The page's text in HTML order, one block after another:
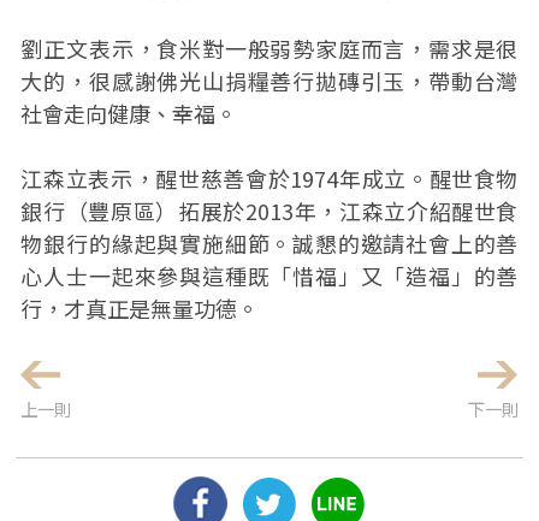
劉正文表示，食米對一般弱勢家庭而言，需求是很
大的，很感謝佛光山捐糧善行拋磚引玉，帶動台灣
社會走向健康、幸福。
江森立表示，醒世慈善會於1974年成立。醒世食物
銀行（豐原區）拓展於2013年，江森立介紹醒世食
物銀行的緣起與實施細節。誠懇的邀請社會上的善
心人士一起來參與這種既「惜福」又「造福」的善
行，才真正是無量功德。
上一則 下一則